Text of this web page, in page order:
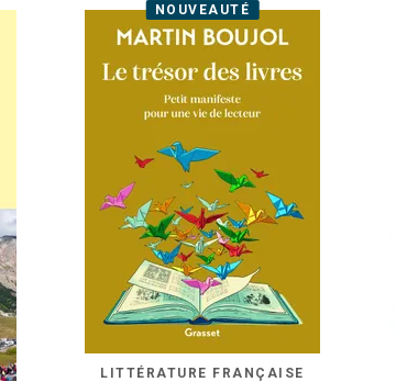
NOUVEAUTÉ
LITTÉRATURE FRANÇAISE